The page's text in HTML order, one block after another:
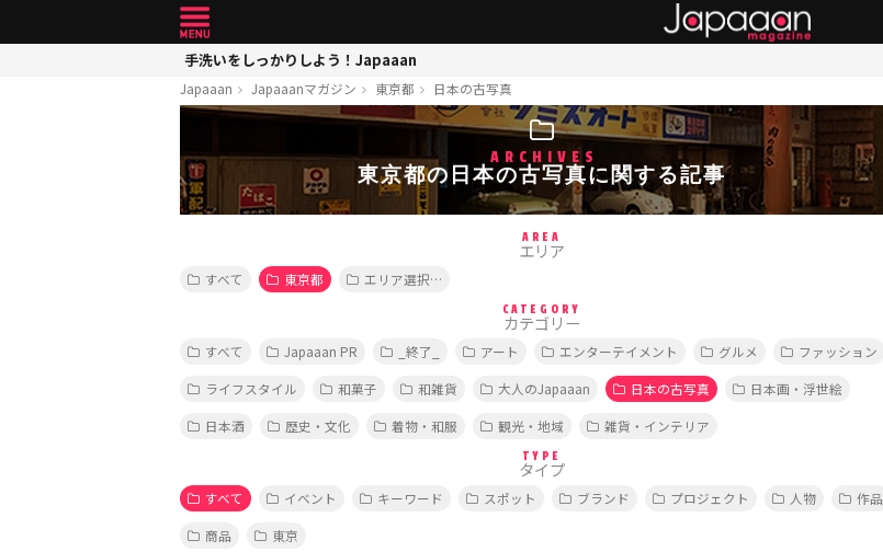
手洗いをしっかりしよう！Japaaan
Japaaan Japaaanマガジン 東京都 日本の古写真
ARCHIVES
東京都の日本の古写真に関する記事
AREA
エリア
すべて 東京都 エリア選択…
CATEGORY
カテゴリー
すべて Japaaan PR _終了_ アート エンターテイメント グルメ
ファッション
ライフスタイル
和菓子 和雑貨 大人のJapaaan 日本の古写真
日本画・浮世絵
日本酒
歴史・文化 着物・和服 観光・地域 雑貨・インテリア
TYPE
タイプ
すべて イベント キーワード スポット ブランド プロジェクト 人物
作品
商品
東京